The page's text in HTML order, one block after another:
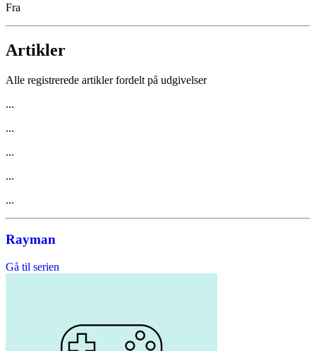
Fra
Artikler
Alle registrerede artikler fordelt på udgivelser
...
...
...
...
...
Rayman
Gå til serien